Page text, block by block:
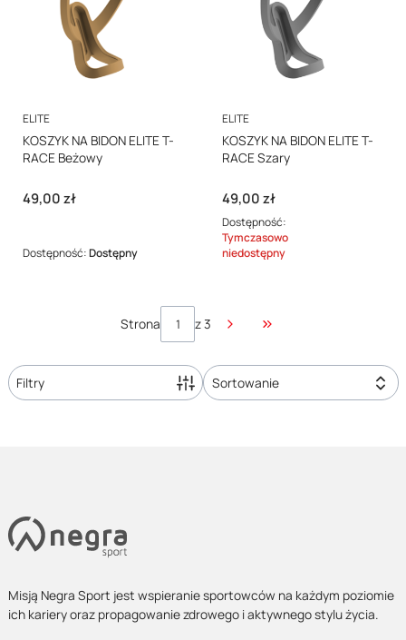
PRODUCENT
ELITE
KOSZYK NA BIDON ELITE T-
RACE Beżowy
Cena
49,00 zł
Dostępność:Dostępny
PRODUCENT
ELITE
KOSZYK NA BIDON ELITE T-
RACE Szary
Cena
49,00 zł
Dostępność:
Tymczasowo
niedostępny
Strona z 3 Przejdź do ostatniej
Filtry Sortowanie
Misją Negra Sport jest wspieranie sportowców na każdym poziomie
ich kariery oraz propagowanie zdrowego i aktywnego stylu życia.